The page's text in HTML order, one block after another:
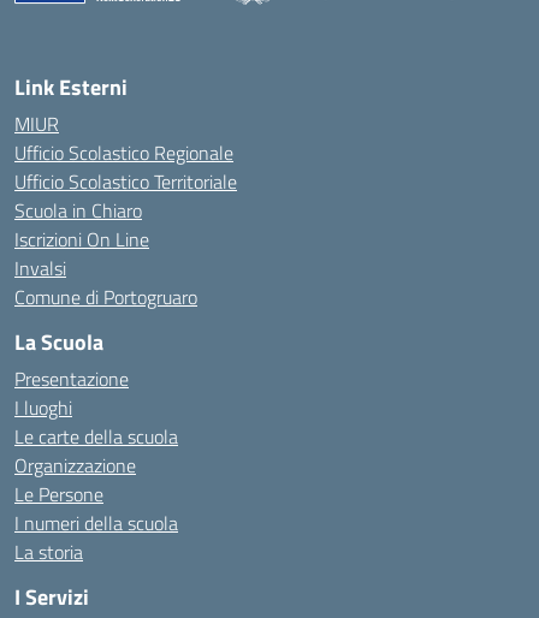
— Visita la pagina iniziale della scuola
Link Esterni
MIUR
Ufficio Scolastico Regionale
Ufficio Scolastico Territoriale
Scuola in Chiaro
Iscrizioni On Line
Invalsi
Comune di Portogruaro
La Scuola
Presentazione
I luoghi
Le carte della scuola
Organizzazione
Le Persone
I numeri della scuola
La storia
I Servizi